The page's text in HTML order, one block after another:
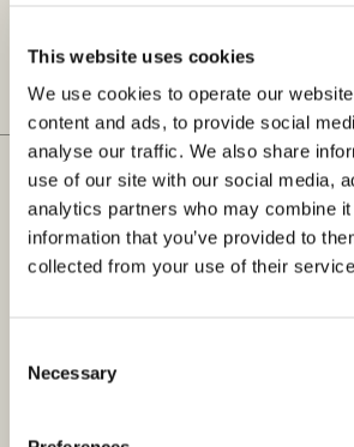
This website uses cookies
We use cookies to operate our
content and ads, to provide social
analyse our traffic. We also share
use of our site with our social media,
analytics partners who may combine
information that you’ve provided to
collected from your use of their
Selection
Necessary
verificando las condiciones cada
necesidad de supervisión
nacional, sus campañas siguen
ESCALAR
Creado para funcionar a